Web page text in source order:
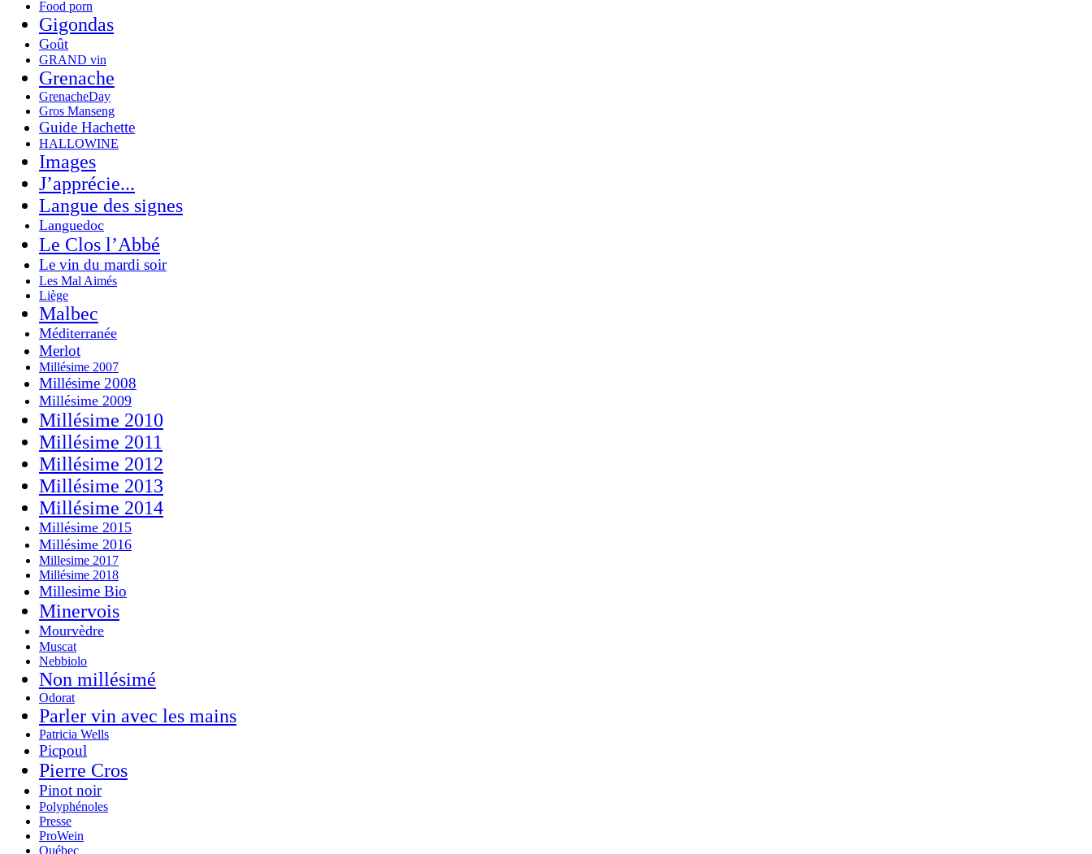
Food porn
Gigondas
Goût
GRAND vin
Grenache
GrenacheDay
Gros Manseng
Guide Hachette
HALLOWINE
Images
J’apprécie...
Langue des signes
Languedoc
Le Clos l’Abbé
Le vin du mardi soir
Les Mal Aimés
Liège
Malbec
Méditerranée
Merlot
Millésime 2007
Millésime 2008
Millésime 2009
Millésime 2010
Millésime 2011
Millésime 2012
Millésime 2013
Millésime 2014
Millésime 2015
Millésime 2016
Millesime 2017
Millésime 2018
Millesime Bio
Minervois
Mourvèdre
Muscat
Nebbiolo
Non millésimé
Odorat
Parler vin avec les mains
Patricia Wells
Picpoul
Pierre Cros
Pinot noir
Polyphénoles
Presse
ProWein
Québec